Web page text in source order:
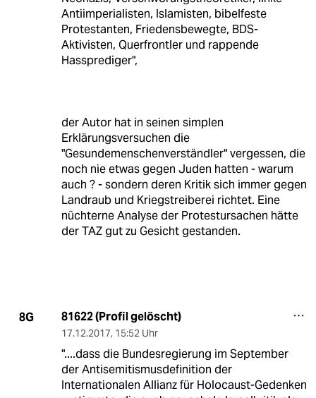
Antiimperialisten, Islamisten, bibelfeste
Protestanten, Friedensbewegte, BDS-
Aktivisten, Querfrontler und rappende
Hassprediger",
der Autor hat in seinen simplen
Erklärungsversuchen die
"Gesundemenschenverständler" vergessen, die
noch nie etwas gegen Juden hatten - warum
auch ? - sondern deren Kritik sich immer gegen
Landraub und Kriegstreiberei richtet. Eine
nüchterne Analyse der Protestursachen hätte
der TAZ gut zu Gesicht gestanden.
8G 81622 (Profil gelöscht)
17.12.2017, 15:52 Uhr
"....dass die Bundesregierung im September
der Antisemitismusdefinition der
Internationalen Allianz für Holocaust-Gedenken